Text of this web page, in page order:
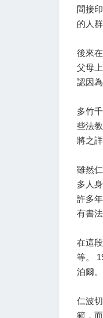
間接
的人群
後來
父母
認因
多竹
些法
將之詳
雖然
多人
許多
有書
在這
等。
泊爾。
仁波
範，